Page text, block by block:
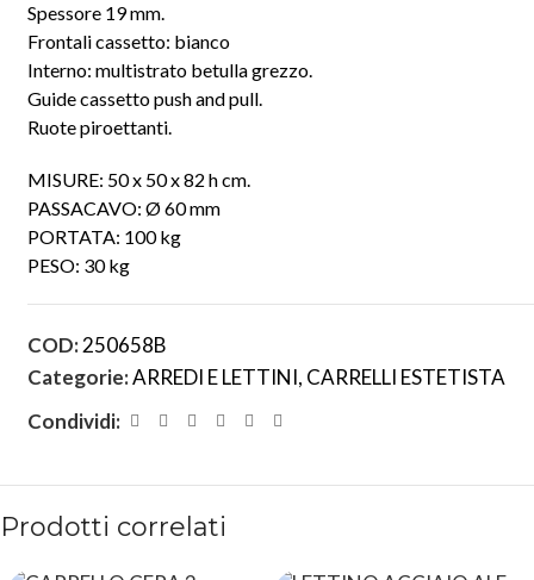
Spessore 19 mm.
Frontali cassetto: bianco
Interno: multistrato betulla grezzo.
Guide cassetto push and pull.
Ruote piroettanti.
MISURE: 50 x 50 x 82 h cm.
PASSACAVO: Ø 60 mm
PORTATA: 100 kg
PESO: 30 kg
COD:250658B
Categorie:ARREDI E LETTINI, CARRELLI ESTETISTA
Condividi:
Prodotti correlati